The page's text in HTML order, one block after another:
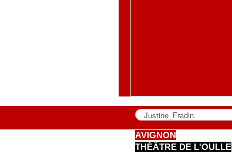
AVIGNON
THÉÂTRE DE L'OULLE